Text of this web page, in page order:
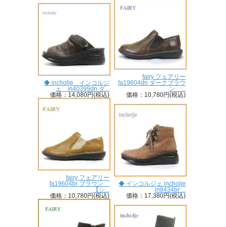
◆ incholje インコルジ
ェ in40399dn ダ...
価格：14,080円(税込)
fairy フェアリー
fa19604dn ダークブラウ
ン ...
価格：10,780円(税込)
fairy フェアリー
fa19604br ブラウン
【シ...
価格：10,780円(税込)
◆ インコルジェ incholje
in8434br ...
価格：17,380円(税込)